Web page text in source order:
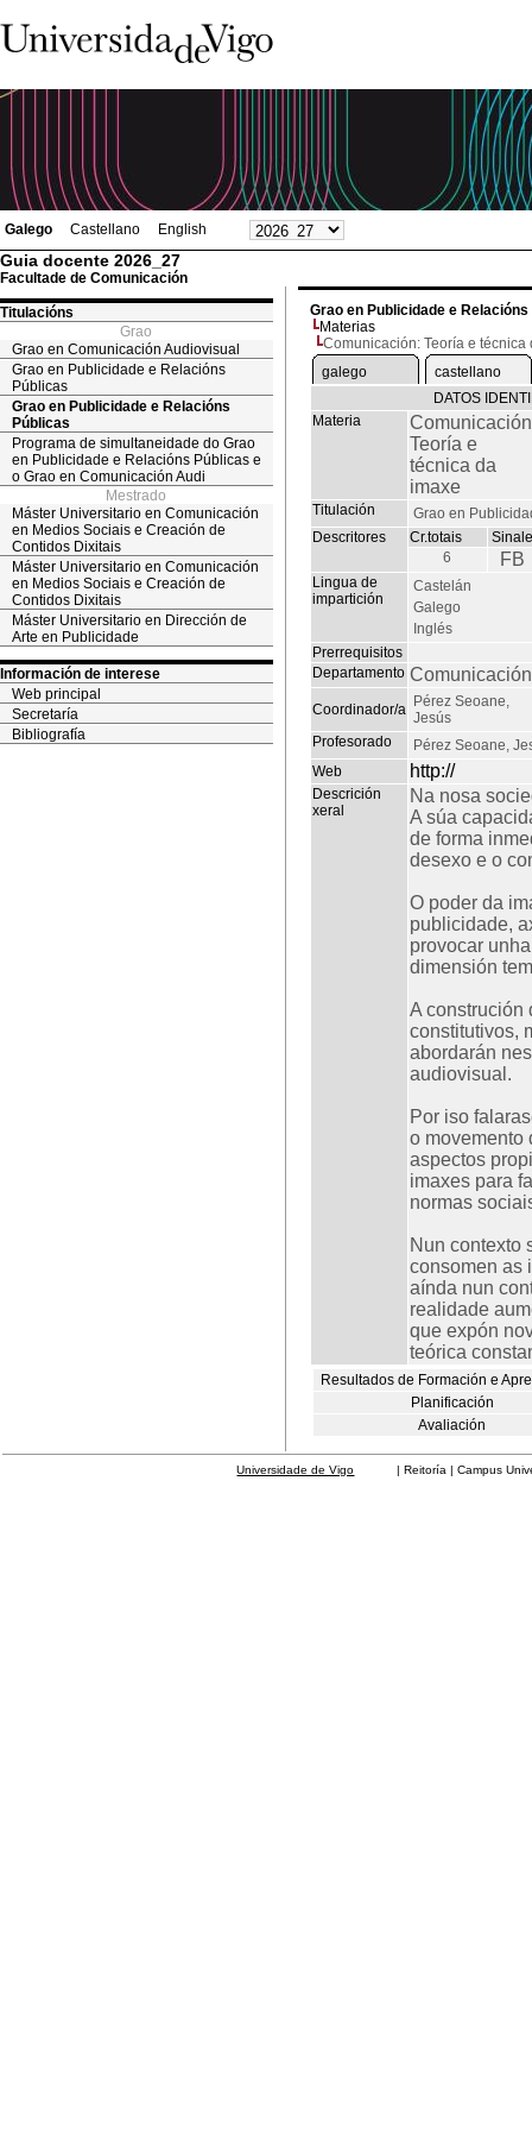
Galego Castellano English
Guia docente 2026_27
Facultade de Comunicación
Titulacións
Grao
Grao en Comunicación Audiovisual
Grao en Publicidade e Relacións
Públicas
Grao en Publicidade e Relacións
Públicas
Programa de simultaneidade do Grao
en Publicidade e Relacións Públicas e
o Grao en Comunicación Audi
Mestrado
Máster Universitario en Comunicación
en Medios Sociais e Creación de
Contidos Dixitais
Máster Universitario en Comunicación
en Medios Sociais e Creación de
Contidos Dixitais
Máster Universitario en Dirección de
Arte en Publicidade
Información de interese
Web principal
Secretaría
Bibliografía
Grao en Publicidade e
Materias
Comunicación: Teoría e técnica
galego
castellano
DATOS
Materia
Teoría e
técnica da
imaxe
Titulación
Grao en
Descritores
Cr.totais
6
FB
Lingua de
impartición
Castelán
Galego
Inglés
Prerrequisitos
Departamento
Coordinador/a Pérez Seoane,
Jesús
Profesorado
Pérez Seoane,
Web
http://
Descrición
xeral
Na nosa
A súa
de forma
desexo e o
O poder da
publicidade,
provocar
dimensión
A construción
constitutivos,
abordarán
audiovisual.
Por iso
o movemento
aspectos
imaxes para
normas
Nun contexto
consomen as
aínda nun
realidade
que expón
teórica
Resultados de Formación e
Planificación
Avaliación
Universidade de Vigo | Reitoría | Campus